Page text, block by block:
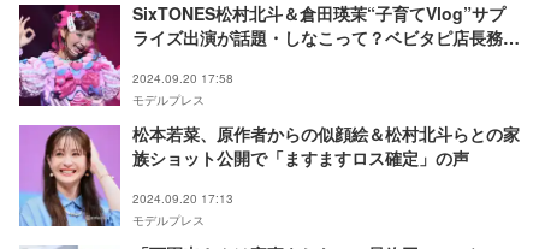
SixTONES松村北斗＆倉田瑛茉“子育てVlog”サプ
ライズ出演が話題・しなこって？ベビタピ店長務め
2024.09.20 17:58
モデルプレス
松本若菜、原作者からの似顔絵＆松村北斗らとの家
族ショット公開で「ますますロス確定」の声
2024.09.20 17:13
モデルプレス